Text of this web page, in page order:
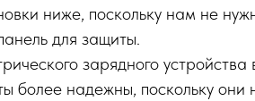
ниже, поскольку нам не
для защиты.
зарядного устройства
более надежны, поскольку они